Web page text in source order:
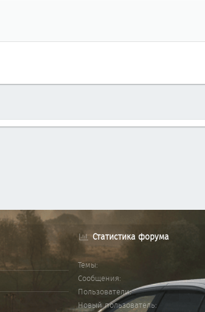
Статистика форума
Темы
Сообщения
Пользователи
Новый пользователь